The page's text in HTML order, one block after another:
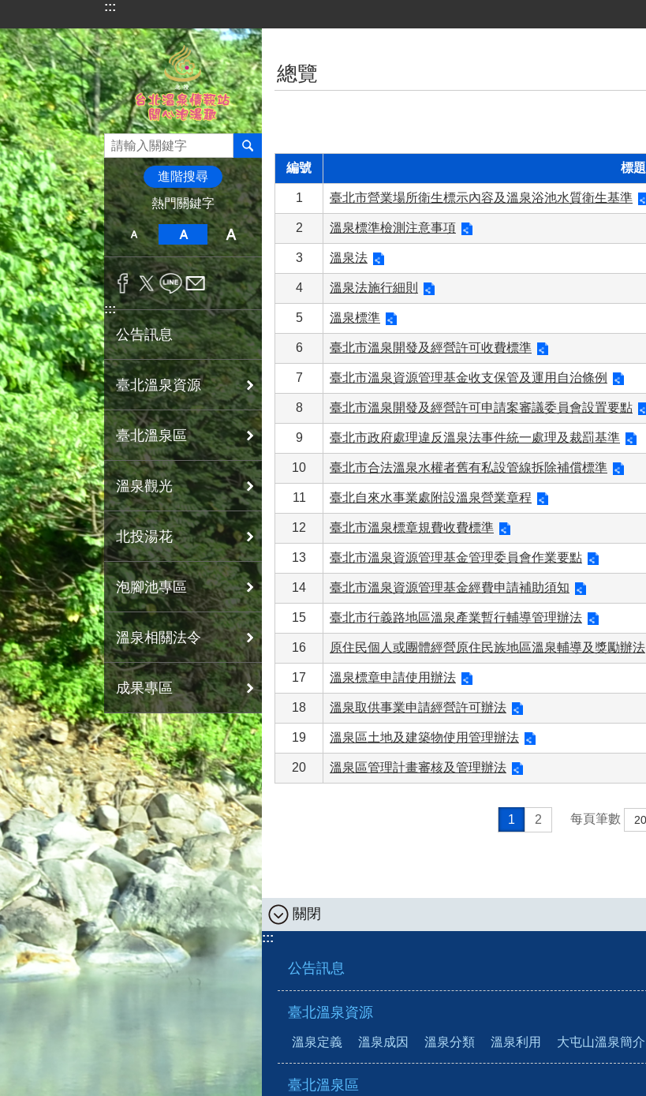
跳到主要內容區塊
:::
進階搜尋
熱門關鍵字
:::
公告訊息
臺北溫泉資源
臺北溫泉區
溫泉觀光
北投湯花
泡腳池專區
溫泉相關法令
成果專區
總覽
編號 標題
1 臺北市營業場所衛生標示內容及溫泉浴池水質衛生基準
2 溫泉標準檢測注意事項
3 溫泉法
4 溫泉法施行細則
5 溫泉標準
6 臺北市溫泉開發及經營許可收費標準
7 臺北市溫泉資源管理基金收支保管及運用自治條例
8 臺北市溫泉開發及經營許可申請案審議委員會設置要點
9 臺北市政府處理違反溫泉法事件統一處理及裁罰基準
10 臺北市合法溫泉水權者舊有私設管線拆除補償標準
11 臺北自來水事業處附設溫泉營業章程
12 臺北市溫泉標章規費收費標準
13 臺北市溫泉資源管理基金管理委員會作業要點
14 臺北市溫泉資源管理基金經費申請補助須知
15 臺北市行義路地區溫泉產業暫行輔導管理辦法
16 原住民個人或團體經營原住民族地區溫泉輔導及獎勵辦法
17 溫泉標章申請使用辦法
18 溫泉取供事業申請經營許可辦法
19 溫泉區土地及建築物使用管理辦法
20 溫泉區管理計畫審核及管理辦法
1 2 每頁筆數
關閉
:::
公告訊息
臺北溫泉資源
溫泉定義 溫泉成因 溫泉分類 溫泉利用 大屯山溫泉簡介
臺北溫泉區